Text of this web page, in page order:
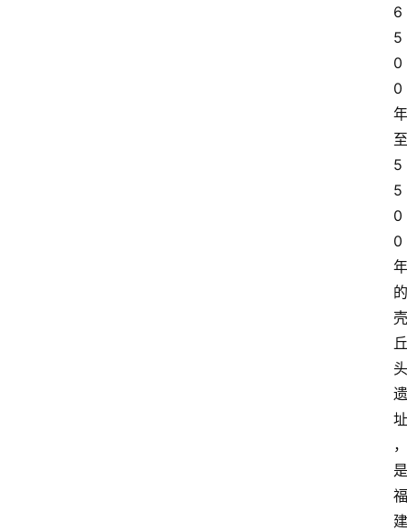
6
5
0
0
年
至
5
5
0
0
年
的
壳
丘
头
遗
址
，
是
福
建